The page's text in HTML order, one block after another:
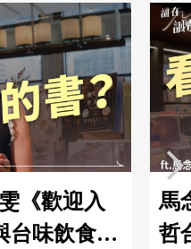
《歡迎入
台味飲食文
馬
哲